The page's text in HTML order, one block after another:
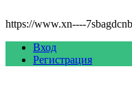
https://www.xn----
Вход
Регистрация